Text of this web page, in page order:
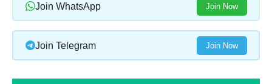
Join WhatsApp Join Now
Join Telegram Join Now